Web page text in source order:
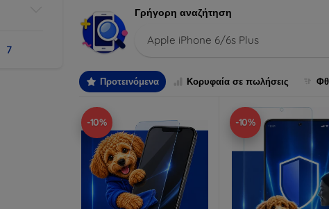
7
Γρήγορη αναζήτηση
Apple iPhone 6/6s Plus
Προτεινόμενα Κορυφαία σε πωλήσεις
-10% -10%